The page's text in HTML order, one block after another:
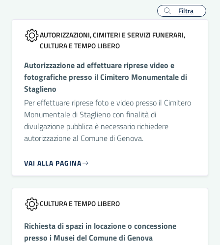
Filtra
AUTORIZZAZIONI, CIMITERI E SERVIZI FUNERARI,
CULTURA E TEMPO LIBERO
Autorizzazione ad effettuare riprese video e
fotografiche presso il Cimitero Monumentale di
Staglieno
Per effettuare riprese foto e video presso il Cimitero
Monumentale di Staglieno con finalità di
divulgazione pubblica è necessario richiedere
autorizzazione al Comune di Genova.
VAI ALLA PAGINA
CULTURA E TEMPO LIBERO
Richiesta di spazi in locazione o concessione
presso i Musei del Comune di Genova